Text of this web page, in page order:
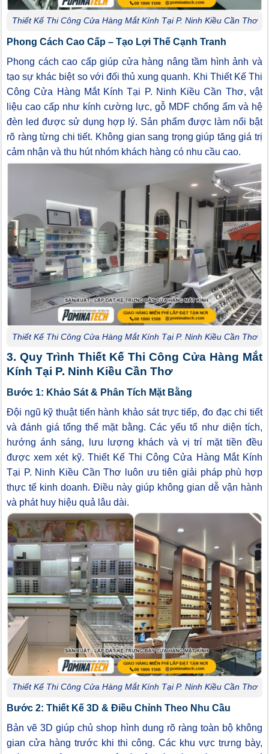
Thiết Kế Thi Công Cửa Hàng Mắt Kính Tại P. Ninh Kiều Cần Thơ
Phong Cách Cao Cấp – Tạo Lợi Thế Cạnh Tranh
Phong cách cao cấp giúp cửa hàng nâng tầm hình ảnh và
tạo sự khác biệt so với đối thủ xung quanh. Khi Thiết Kế Thi
Công Cửa Hàng Mắt Kính Tại P. Ninh Kiều Cần Thơ, vật
liệu cao cấp như kính cường lực, gỗ MDF chống ẩm và hệ
đèn led được sử dụng hợp lý. Sản phẩm được làm nổi bật
rõ ràng từng chi tiết. Không gian sang trọng giúp tăng giá trị
cảm nhận và thu hút nhóm khách hàng có nhu cầu cao.
Thiết Kế Thi Công Cửa Hàng Mắt Kính Tại P. Ninh Kiều Cần Thơ
3. Quy Trình Thiết Kế Thi Công Cửa Hàng Mắt
Kính Tại P. Ninh Kiều Cần Thơ
Bước 1: Khảo Sát & Phân Tích Mặt Bằng
Đội ngũ kỹ thuật tiến hành khảo sát trực tiếp, đo đạc chi tiết
và đánh giá tổng thể mặt bằng. Các yếu tố như diện tích,
hướng ánh sáng, lưu lượng khách và vị trí mặt tiền đều
được xem xét kỹ. Thiết Kế Thi Công Cửa Hàng Mắt Kính
Tại P. Ninh Kiều Cần Thơ luôn ưu tiên giải pháp phù hợp
thực tế kinh doanh. Điều này giúp không gian dễ vận hành
và phát huy hiệu quả lâu dài.
Thiết Kế Thi Công Cửa Hàng Mắt Kính Tại P. Ninh Kiều Cần Thơ
Bước 2: Thiết Kế 3D & Điều Chỉnh Theo Nhu Cầu
Bản vẽ 3D giúp chủ shop hình dung rõ ràng toàn bộ không
gian cửa hàng trước khi thi công. Các khu vực trưng bày,